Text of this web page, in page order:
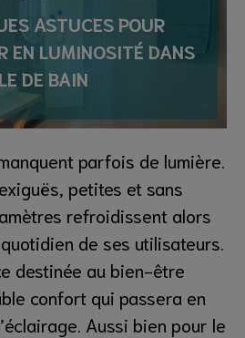
ASTUCES POUR
EN LUMINOSITÉ DANS
DE BAIN
parfois de lumière.
petites et sans
refroidissent alors
de ses utilisateurs.
destinée au bien-être
confort qui passera en
Aussi bien pour le